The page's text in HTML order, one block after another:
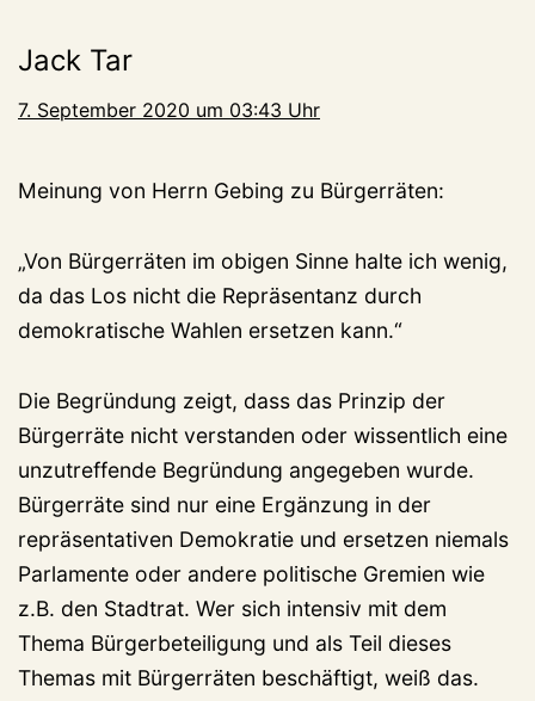
Jack Tar
7. September 2020 um 03:43 Uhr
Meinung von Herrn Gebing zu Bürgerräten:
„Von Bürgerräten im obigen Sinne halte ich wenig,
da das Los nicht die Repräsentanz durch
demokratische Wahlen ersetzen kann.“
Die Begründung zeigt, dass das Prinzip der
Bürgerräte nicht verstanden oder wissentlich eine
unzutreffende Begründung angegeben wurde.
Bürgerräte sind nur eine Ergänzung in der
repräsentativen Demokratie und ersetzen niemals
Parlamente oder andere politische Gremien wie
z.B. den Stadtrat. Wer sich intensiv mit dem
Thema Bürgerbeteiligung und als Teil dieses
Themas mit Bürgerräten beschäftigt, weiß das.